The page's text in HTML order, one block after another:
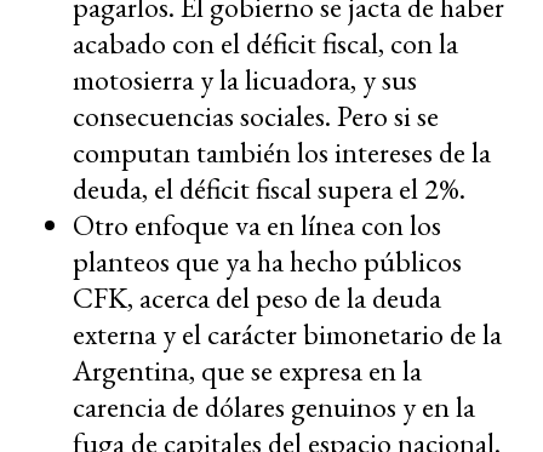
acabado con el déficit fiscal, con la
motosierra y la licuadora, y sus
consecuencias sociales. Pero si se
computan también los intereses de la
deuda, el déficit fiscal supera el 2%.
Otro enfoque va en línea con los
planteos que ya ha hecho públicos
CFK, acerca del peso de la deuda
externa y el carácter bimonetario de la
Argentina, que se expresa en la
carencia de dólares genuinos y en la
fuga de capitales del espacio nacional.